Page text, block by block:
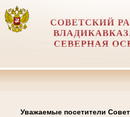
СОВЕТСКИЙ
СЕВЕРНАЯ
Уважаемые посетители